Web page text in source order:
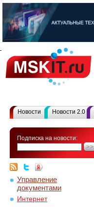
Новости Новости 2.0
Подписка на новости:
Управление
документами
Интернет